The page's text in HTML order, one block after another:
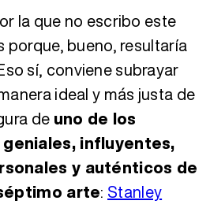
la que no escribo este
porque, bueno, resultaría
sí, conviene subrayar
ideal y más justa de
de uno de los
influyentes,
y auténticos de
arte: Stanley